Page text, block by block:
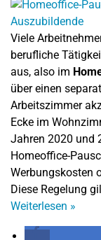
Viele
berufliche
aus, also im
über einen
Arbeitszimmer
Ecke im
Jahren 2020 und
Homeoffice-
Werbungskosten
Diese Regelung
Weiterlesen »